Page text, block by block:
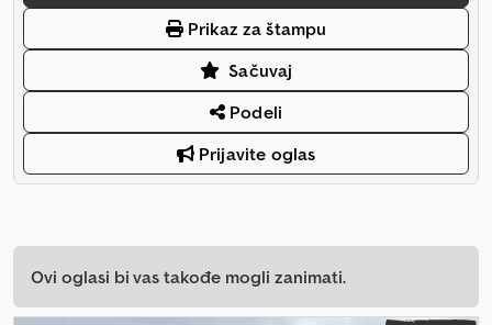
Prikaz za štampu
Sačuvaj
Podeli
Prijavite oglas
Ovi oglasi bi vas takođe mogli zanimati.